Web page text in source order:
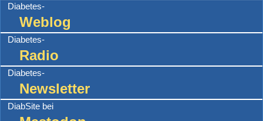
Diabetes-
Weblog
Diabetes-
Radio
Diabetes-
Newsletter
DiabSite bei